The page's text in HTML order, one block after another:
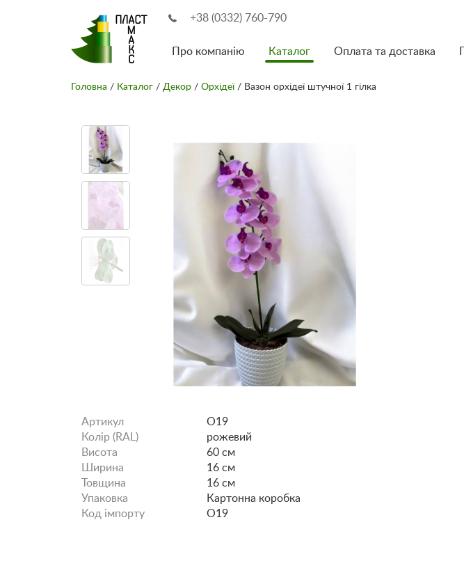
+38 (0332) 760-790
Про компанію Каталог Оплата та доставка
Головна / Каталог / Декор / Орхідеї/ Вазон орхідеї штучної 1 гілка
Артикул
O19
Колір (RAL)
рожевий
Висота
60 см
Ширина
16 см
Товщина
16 см
Упаковка
Картонна коробка
Код імпорту
O19